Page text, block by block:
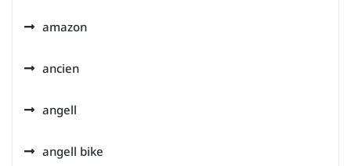
amazon
ancien
angell
angell bike